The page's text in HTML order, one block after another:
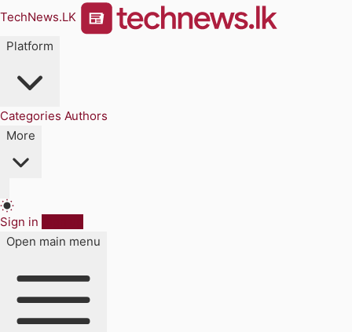
TechNews.LK
Platform
Categories Authors
More
Sign in
Open main menu